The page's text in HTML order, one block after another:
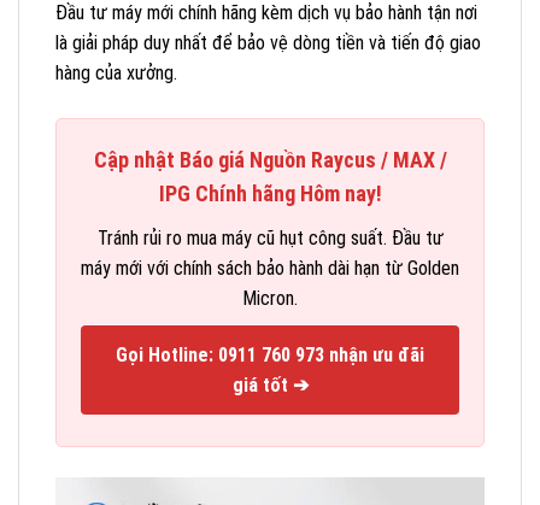
Đầu tư máy mới chính hãng kèm dịch vụ bảo hành tận nơi
là giải pháp duy nhất để bảo vệ dòng tiền và tiến độ giao
hàng của xưởng.
Cập nhật Báo giá Nguồn Raycus / MAX /
IPG Chính hãng Hôm nay!
Tránh rủi ro mua máy cũ hụt công suất. Đầu tư
máy mới với chính sách bảo hành dài hạn từ Golden
Micron.
Gọi Hotline: 0911 760 973 nhận ưu đãi
giá tốt ➔